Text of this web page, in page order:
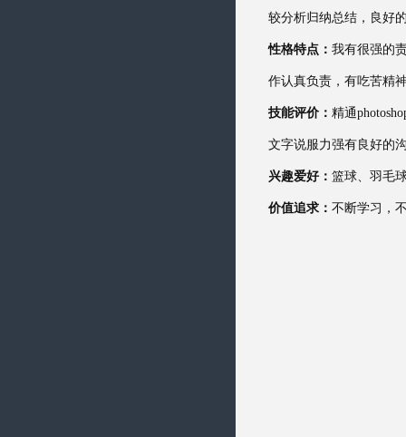
较分析归纳总结，良好
性格特点：我有很强的
作认真负责，有吃苦精
技能评价：精通
文字说服力强有良好的
兴趣爱好：篮球、羽毛
价值追求：不断学习，